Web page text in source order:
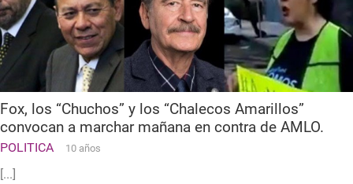
Fox, los “Chuchos” y los “Chalecos Amarillos”
convocan a marchar mañana en contra de AMLO.
POLITICA 10 años
[...]